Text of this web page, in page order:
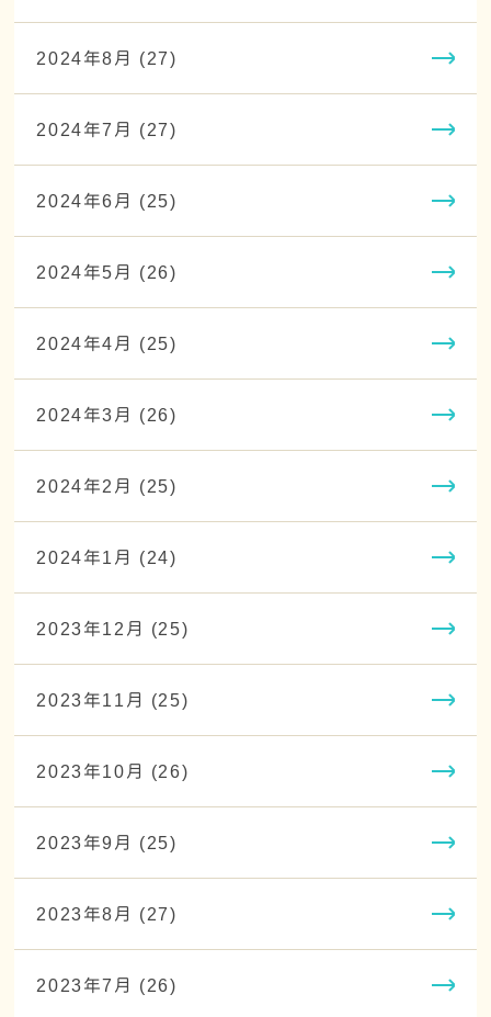
2024年8月 (27)
2024年7月 (27)
2024年6月 (25)
2024年5月 (26)
2024年4月 (25)
2024年3月 (26)
2024年2月 (25)
2024年1月 (24)
2023年12月 (25)
2023年11月 (25)
2023年10月 (26)
2023年9月 (25)
2023年8月 (27)
2023年7月 (26)